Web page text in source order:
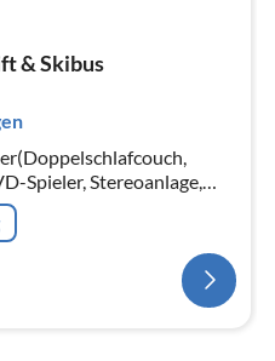
& Skibus
Spieler, Stereoanlage,